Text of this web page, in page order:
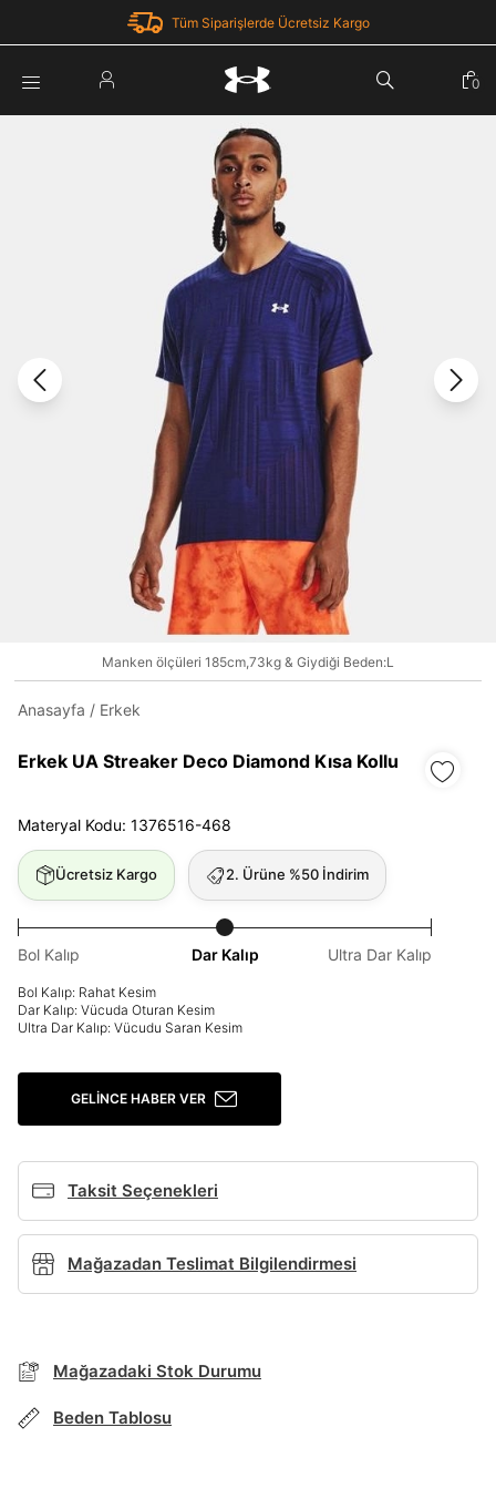
Tüm Siparişlerde Ücretsiz Kargo
Under Armour'da yeni misiniz? Kayıt Ol
Üye Olmadan Devam Et
0
Manken ölçüleri 185cm,73kg & Giydiği Beden:L
Anasayfa / Erkek
Erkek UA Streaker Deco Diamond Kısa Kollu
Materyal Kodu: 1376516-468
Ücretsiz Kargo 2. Ürüne %50 İndirim
Bol Kalıp Dar Kalıp Ultra Dar Kalıp
Bol Kalıp: Rahat Kesim
Dar Kalıp: Vücuda Oturan Kesim
Ultra Dar Kalıp: Vücudu Saran Kesim
GELINCE HABER VER
Taksit Seçenekleri
Mağazadan Teslimat Bilgilendirmesi
Mağazadaki Stok Durumu
Beden Tablosu
Mağazada Bul
Parola Yenileme
Parolayı Yenile
Zaten hesabın var mı? Giriş yap
Daha hızlı ödeme. Hızlı sipariş takibi.
Kolay iade ve değişim.
Şifre
Şifremi Unuttum
Giriş Yap
Telefon Numarası*
Şifre*